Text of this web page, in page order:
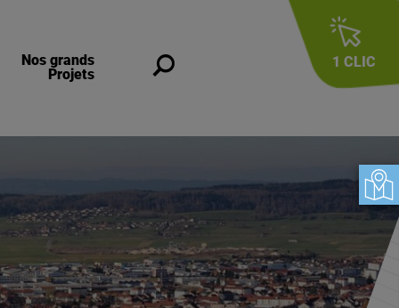
Nos grands
Projets
1 CLIC